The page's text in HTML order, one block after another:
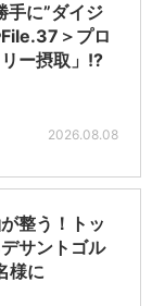
手に”ダイジ
＞プロ
ー摂取」!?
2026.08.08
整う！トッ
サントゴル
様に